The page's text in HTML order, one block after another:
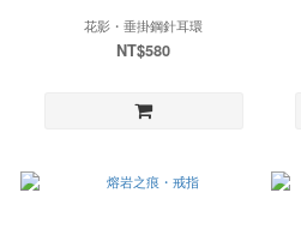
花影・垂掛鋼針耳環
NT$580